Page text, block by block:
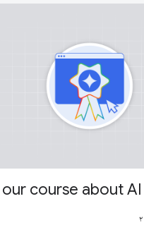
our course about